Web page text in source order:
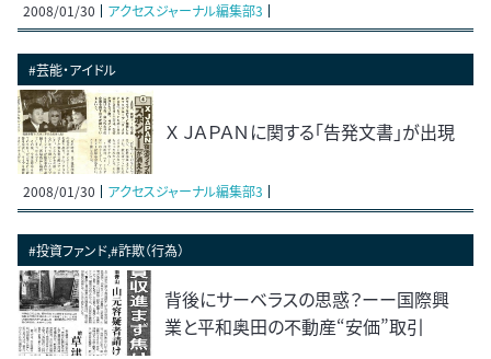
2008/01/30 アクセスジャーナル編集部3
#芸能・アイドル
Ｘ ＪＡＰＡＮに関する「告発文書」が出現
2008/01/30 アクセスジャーナル編集部3
#投資ファンド,#詐欺（行為）
背後にサーベラスの思惑？ーー国際興
業と平和奥田の不動産“安価”取引